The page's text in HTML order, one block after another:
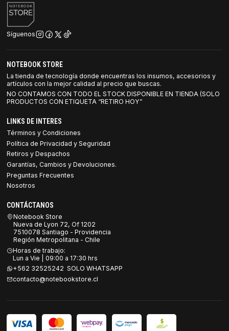
Síguenos
NOTEBOOK STORE
La tienda de tecnología donde encuentras los insumos, accesorios y
artículos con la mejor calidad al precio que buscas.
NO CONTAMOS CON TODO EL STOCK DISPONIBLE EN TIENDA (SOLO
PRODUCTOS CON ETIQUETA “RETIRO HOY”
LINKS DE INTERES
Términos y Condiciones
Política de Privacidad y Seguridad
Retiros y Despachos
Garantías, Cambios y Devoluciones.
Preguntas Frecuentes
Nosotros
CONTÁCTANOS
Notebook Store
Nueva de Lyon 72, Of 1202
7510078 Santiago - Providencia
Región Metropolitana - Chile
Horas de trabajo:
Lun a Vie | 09:00 a 17:30 hrs
+562 32525242 SOLO WHATSAPP
contacto@notebookstore.cl